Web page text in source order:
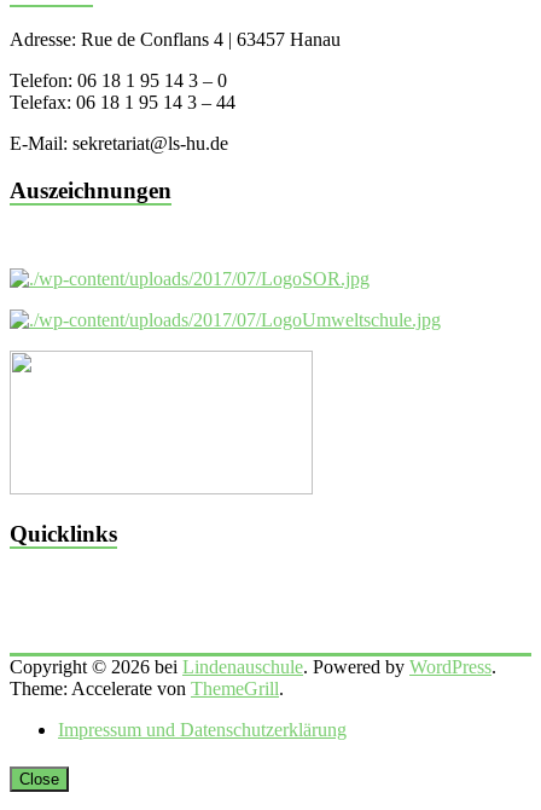
Adresse: Rue de Conflans 4 | 63457 Hanau
Telefon: 06 18 1 95 14 3 – 0
Telefax: 06 18 1 95 14 3 – 44
E-Mail: sekretariat@ls-hu.de
Auszeichnungen
Quicklinks
Copyright © 2026 bei Lindenauschule. Powered by WordPress.
Theme: Accelerate von ThemeGrill.
Impressum und Datenschutzerklärung
Close